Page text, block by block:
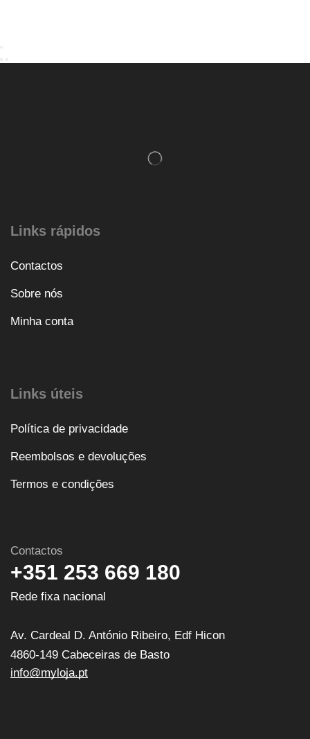
Links rápidos
Contactos
Sobre nós
Minha conta
Links úteis
Política de privacidade
Reembolsos e devoluções
Termos e condições
Contactos
+351 253 669 180
Rede fixa nacional
Av. Cardeal D. António Ribeiro, Edf Hicon
4860-149 Cabeceiras de Basto
info@myloja.pt